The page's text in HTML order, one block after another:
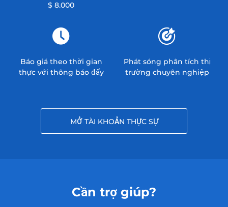
$ 8.000
Báo giá theo thời gian
thực với thông báo đẩy
Phát sóng phân tích thị
trường chuyên nghiệp
MỞ TÀI KHOẢN THỰC SỰ
Cần trợ giúp?